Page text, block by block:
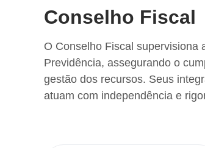
Conselho Fiscal
O Conselho Fiscal supervisiona
Previdência, assegurando o
gestão dos recursos. Seus
atuam com independência e